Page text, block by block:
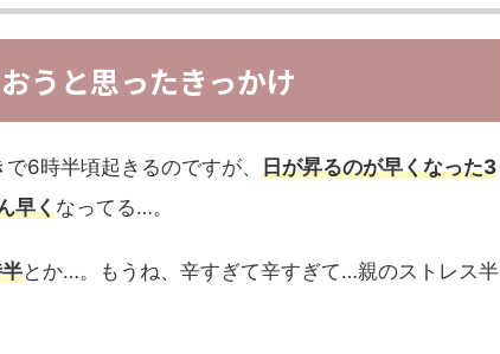
うと思ったきっかけ
6時半頃起きるのですが、 日が昇るのが早くなった3
早くなってる…。
とか…。もうね、辛すぎて辛すぎて…親のストレス半